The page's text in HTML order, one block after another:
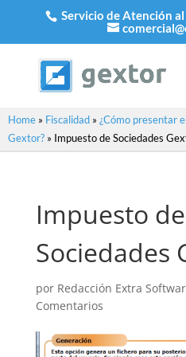
Servicio de Atención
Home » Fiscalidad » ¿Cómo presentar
Gextor? » Impuesto de Sociedades
Impuesto de
Sociedades
por Redacción Extra
Comentarios